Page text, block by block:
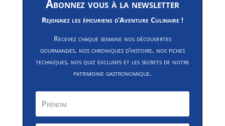
Abonnez vous à la newsletter
Rejoignez les épicuriens d’Aventure Culinaire !
Recevez chaque semaine nos découvertes
gourmandes, nos chroniques d’histoire, nos fiches
techniques, nos quiz exclusifs et les secrets de notre
patrimoine gastronomique.